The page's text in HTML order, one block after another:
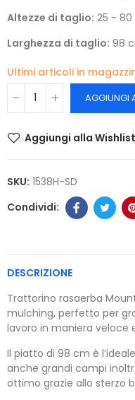
Altezze di taglio: 25 -
Larghezza di taglio: 98
Ultimi articoli in
AGGIUNGI
Aggiungi alla Wishlist
SKU: 1538H-SD
DESCRIZIONE
Trattorino rasaerba
mulching, perfetto per
lavoro in maniera veloce
Il piatto di 98 cm è
anche grandi campi
ottimo grazie allo sterzo